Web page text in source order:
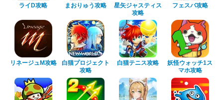
ライD攻略 まおりゅう攻略
星矢ジャスティス
攻略
フェスバ攻略
リネージュM攻略
白猫プロジェクト
攻略
白猫テニス攻略
妖怪ウォッチ1ス
マホ攻略